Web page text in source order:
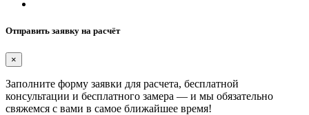
Отправить заявку на расчёт
×
Заполните форму заявки для расчета, бесплатной
консультации и бесплатного замера — и мы обязательно
свяжемся с вами в самое ближайшее время!